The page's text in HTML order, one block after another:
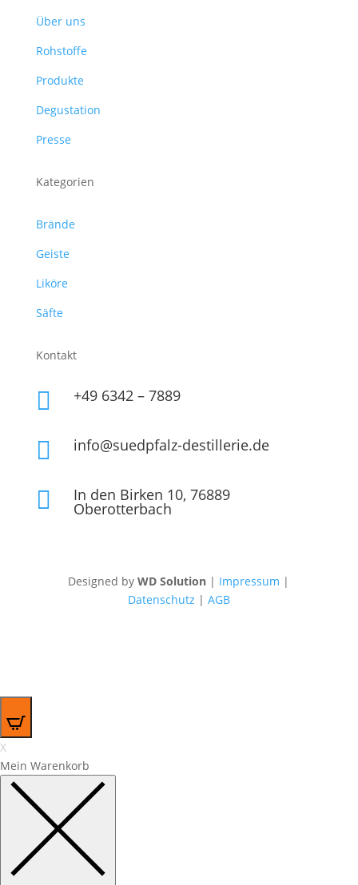
Über uns
Rohstoffe
Produkte
Degustation
Presse
Kategorien
Brände
Geiste
Liköre
Säfte
Kontakt
 +49 6342 – 7889
 info@suedpfalz-destillerie.de
 In den Birken 10, 76889
Oberotterbach
Designed byWD Solution | Impressum |
Datenschutz | AGB
X
Mein Warenkorb